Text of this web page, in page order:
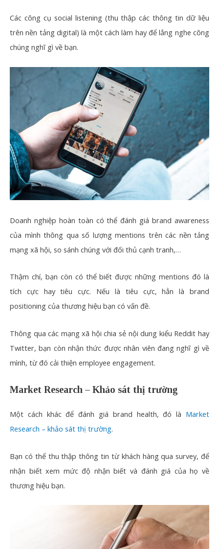
Các công cụ social listening (thu thập các thông tin dữ liệu
trên nền tảng digital) là một cách làm hay để lắng nghe công
chúng nghĩ gì về bạn.
Doanh nghiệp hoàn toàn có thể đánh giá brand awareness
của mình thông qua số lượng mentions trên các nền tảng
mạng xã hội, so sánh chúng với đối thủ cạnh tranh,…
Thậm chí, bạn còn có thể biết được những mentions đó là
tích cực hay tiêu cực. Nếu là tiêu cực, hẳn là brand
positioning của thương hiệu bạn có vấn đề.
Thông qua các mạng xã hội chia sẻ nội dung kiểu Reddit hay
Twitter, bạn còn nhận thức được nhân viên đang nghĩ gì về
mình, từ đó cải thiện employee engagement.
Market Research – Khảo sát thị trường
Một cách khác để đánh giá brand health, đó là Market
Research – khảo sát thị trường.
Bạn có thể thu thập thông tin từ khách hàng qua survey, để
nhận biết xem mức độ nhận biết và đánh giá của họ về
thương hiệu bạn.